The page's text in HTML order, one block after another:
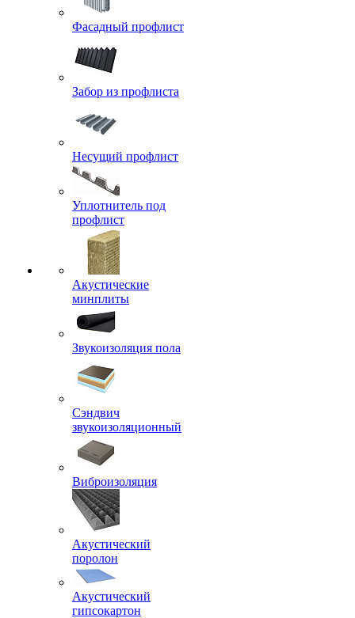
Фасадный профлист
Забор из профлиста
Несущий профлист
Уплотнитель под
профлист
Акустические
минплиты
Звукоизоляция пола
Сэндвич
звукоизоляционный
Виброизоляция
Акустический
поролон
Акустический
гипсокартон